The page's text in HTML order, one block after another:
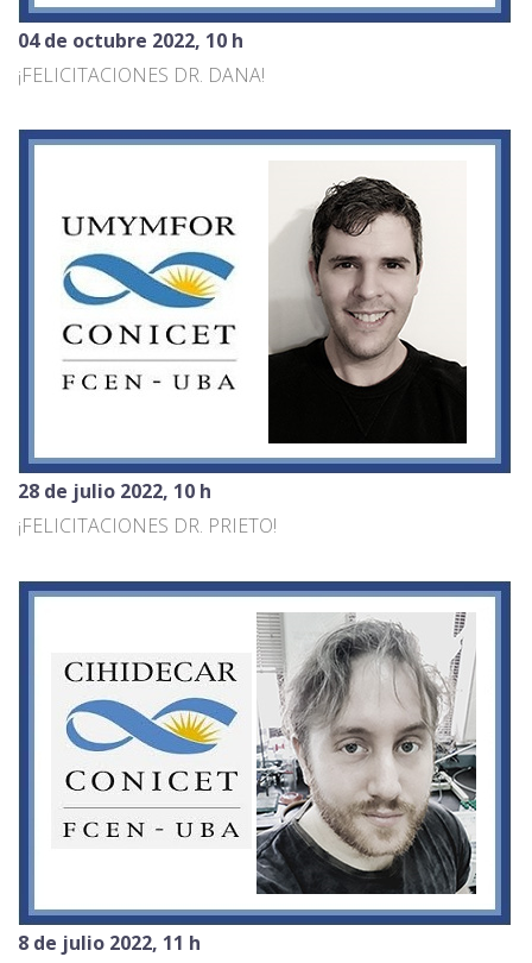
04 de octubre 2022, 10 h
¡FELICITACIONES DR. DANA!
28 de julio 2022, 10 h
¡FELICITACIONES DR. PRIETO!
8 de julio 2022, 11 h